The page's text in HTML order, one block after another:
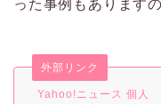
った事例もあります
Yahoo!ニュース 個人
外部リンク